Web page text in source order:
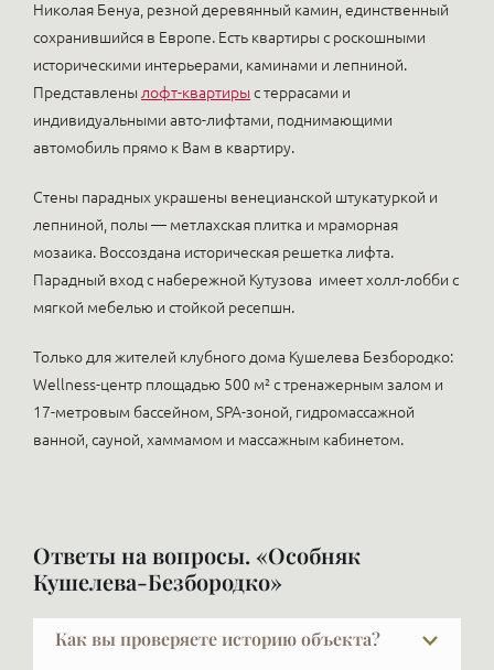
Николая Бенуа, резной деревянный камин, единственный
сохранившийся в Европе. Есть квартиры с роскошными
историческими интерьерами, каминами и лепниной.
Представлены лофт-квартиры с террасами и
индивидуальными авто-лифтами, поднимающими
автомобиль прямо к Вам в квартиру.
Стены парадных украшены венецианской штукатуркой и
лепниной, полы — метлахская плитка и мраморная
мозаика. Воссоздана историческая решетка лифта.
Парадный вход с набережной Кутузова имеет холл-лобби с
мягкой мебелью и стойкой ресепшн.
Только для жителей клубного дома Кушелева Безбородко:
Wellness-центр площадью 500 м² с тренажерным залом и
17-метровым бассейном, SPA-зоной, гидромассажной
ванной, сауной, хаммамом и массажным кабинетом.
Ответы на вопросы. «Особняк
Кушелева-Безбородко»
Как вы проверяете историю объекта?